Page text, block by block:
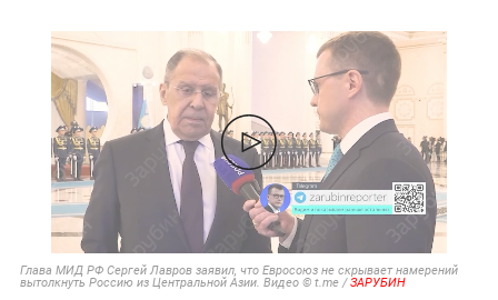
Глава МИД РФ Сергей Лавров заявил, что Евросоюз не скрывает намерений
вытолкнуть Россию из Центральной Азии. Видео © t.me /ЗАРУБИН